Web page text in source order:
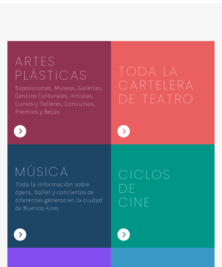
ARTES
PLÁSTICAS
Exposiciones, Museos, Galerías,
Centros Culturales, Artistas,
Cursos y Talleres, Concursos,
Premios y Becas
TODA LA
CARTELERA
DE TEATRO
MÚSICA
Toda la información sobre
ópera, ballet y conciertos de
diferentes géneros en la ciudad
de Buenos Aires
CICLOS
DE
CINE